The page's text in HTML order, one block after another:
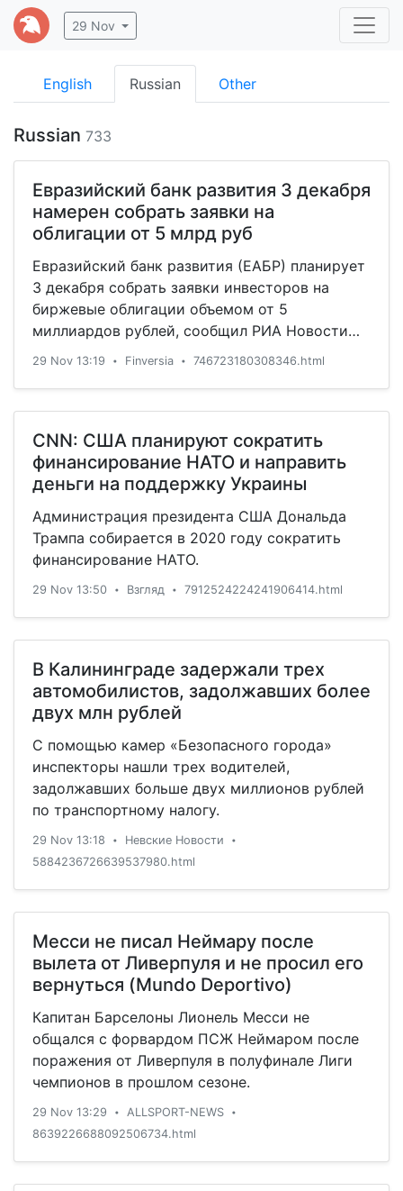
29 Nov
English Russian Other
Russian 733
Евразийский банк развития 3 декабря
намерен собрать заявки на
облигации от 5 млрд руб
Евразийский банк развития (ЕАБР) планирует
3 декабря собрать заявки инвесторов на
биржевые облигации объемом от 5
миллиардов рублей, сообщил РИА Новости
источник в банковских кругах.
29 Nov 13:19 • Finversia • 746723180308346.html
CNN: США планируют сократить
финансирование НАТО и направить
деньги на поддержку Украины
Администрация президента США Дональда
Трампа собирается в 2020 году сократить
финансирование НАТО.
29 Nov 13:50 • Взгляд • 7912524224241906414.html
В Калининграде задержали трех
автомобилистов, задолжавших более
двух млн рублей
С помощью камер «Безопасного города»
инспекторы нашли трех водителей,
задолжавших больше двух миллионов рублей
по транспортному налогу.
29 Nov 13:18 • Невские Новости •
5884236726639537980.html
Месси не писал Неймару после
вылета от Ливерпуля и не просил его
вернуться (Mundo Deportivo)
Капитан Барселоны Лионель Месси не
общался с форвардом ПСЖ Неймаром после
поражения от Ливерпуля в полуфинале Лиги
чемпионов в прошлом сезоне.
29 Nov 13:29 • ALLSPORT-NEWS •
8639226688092506734.html